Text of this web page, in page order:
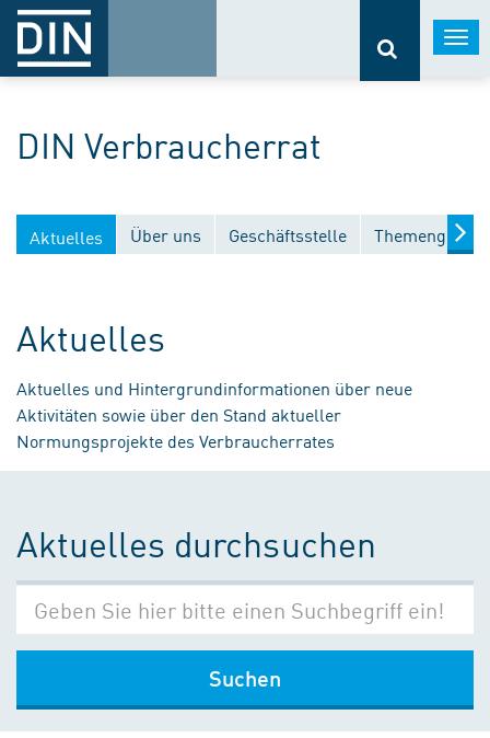
DIN Verbraucherrat
Aktuelles Über uns Geschäftsstelle
Aktuelles
Aktuelles und Hintergrundinformationen über neue
Aktivitäten sowie über den Stand aktueller
Normungsprojekte des Verbraucherrates
Aktuelles durchsuchen
Suchen